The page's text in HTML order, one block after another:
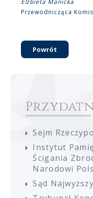
Elżbieta Manicka
Przewodnicząca
Powrót
Sejm
Instytut
Ścigania
Narodowi
Sąd Najwyższy